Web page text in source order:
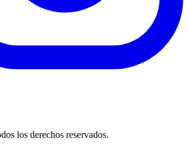
los derechos reservados.